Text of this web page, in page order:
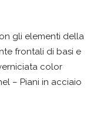
gli elementi della
frontali di basi e
color
– Piani in acciaio